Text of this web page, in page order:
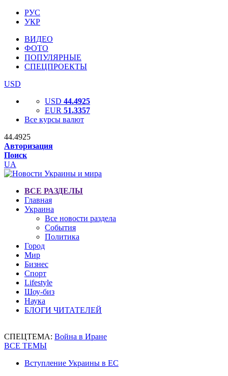
РУС
УКР
ВИДЕО
ФОТО
ПОПУЛЯРНЫЕ
СПЕЦПРОЕКТЫ
USD
USD 44.4925
EUR 51.3357
Все курсы валют
44.4925
Авторизация
Поиск
UA
ВСЕ РАЗДЕЛЫ
Главная
Украина
Все новости раздела
События
Политика
Город
Мир
Бизнес
Спорт
Lifestyle
Шоу-биз
Наука
БЛОГИ ЧИТАТЕЛЕЙ
СПЕЦТЕМА: Война в Иране
ВСЕ ТЕМЫ
Вступление Украины в ЕС